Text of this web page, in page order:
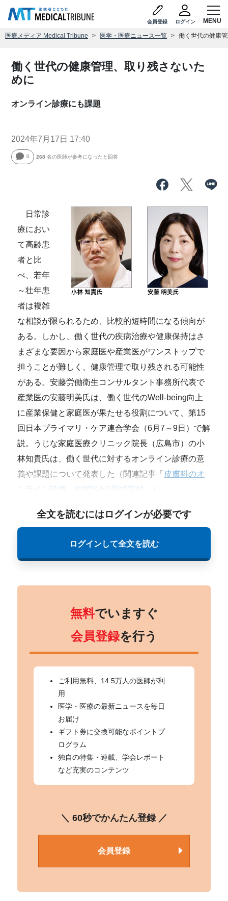
会員登録 ログイン
医療メディア Medical Tribune 医学・医療ニュース一覧 働く世代の健康
働く世代の健康管理、取り残さないた
めに
オンライン診療にも課題
2024年7月17日 17:40
0 268 名の医師が参考になったと回答
日常診
療におい
て高齢患
者と比
べ、若年
～壮年患
者は複雑
な相談が限られるため、比較的短時間になる傾向が
ある。しかし、働く世代の疾病治療や健康保持はさ
まざまな要因から家庭医や産業医がワンストップで
担うことが難しく、健康管理で取り残される可能性
がある。安藤労働衛生コンサルタント事務所代表で
産業医の安藤明美氏は、働く世代のWell-being向上
に産業保健と家庭医が果たせる役割について、第15
回日本プライマリ・ケア連合学会（6月7～9日）で解
説。うじな家庭医療クリニック院長（広島市）の小
林知貴氏は、働く世代に対するオンライン診療の意
義や課題について発表した（関連記事「 皮膚科のオ
ンライン診療、約30%が1回で完結
全文を読むにはログインが必要です
ログインして全文を読む
無料でいますぐ
会員登録を行う
ご利用無料、14.5万人の医師が利
用
医学・医療の最新ニュースを毎日
お届け
ギフト券に交換可能なポイントプ
ログラム
独自の特集・連載、学会レポート
など充実のコンテンツ
＼ 60秒でかんたん登録 ／
会員登録